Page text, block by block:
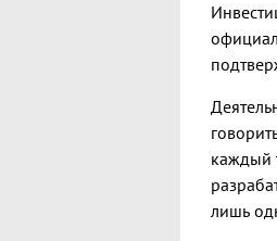
каждый
лишь